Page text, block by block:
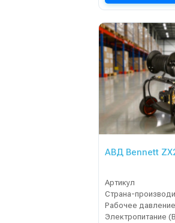
АВД Bennett
Артикул
Страна-
Электропитание